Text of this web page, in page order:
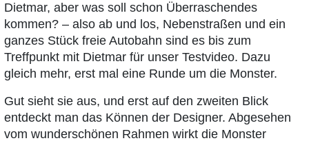
Dietmar, aber was soll schon Überraschendes
kommen? – also ab und los, Nebenstraßen und ein
ganzes Stück freie Autobahn sind es bis zum
Treffpunkt mit Dietmar für unser Testvideo. Dazu
gleich mehr, erst mal eine Runde um die Monster.
Gut sieht sie aus, und erst auf den zweiten Blick
entdeckt man das Können der Designer. Abgesehen
vom wunderschönen Rahmen wirkt die Monster